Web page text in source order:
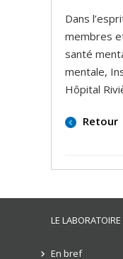
Dans
membres
santé
mentale,
Hôpital
Retour
LE LABORATOIRE
En bref